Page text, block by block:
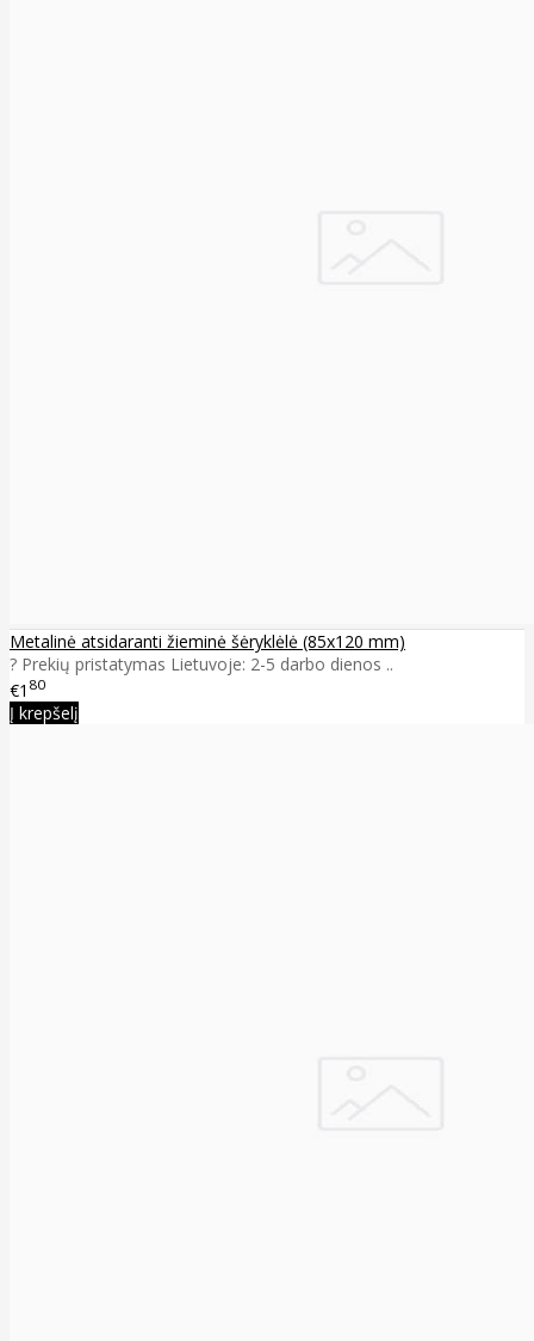
Metalinė atsidaranti žieminė šėryklėlė (85x120 mm)
? Prekių pristatymas Lietuvoje: 2-5 darbo dienos ..
€1 80
Į krepšelį